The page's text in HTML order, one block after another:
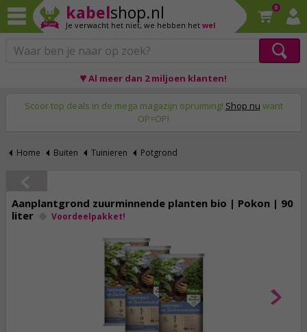
kabelshop.nl
Je verwacht het niet, we hebben het wel
0
♥ Al meer dan 2 miljoen klanten!
Scoor top deals in de mega magazijn opruiming! Shop nu want
OP=OP!
Home Buiten Tuinieren Potgrond
Aanplantgrond zuurminnende planten bio | Pokon | 90
liter
Voordeelpakket!